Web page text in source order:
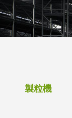
製粒機